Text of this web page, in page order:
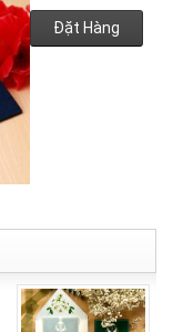
Đặt Hàng